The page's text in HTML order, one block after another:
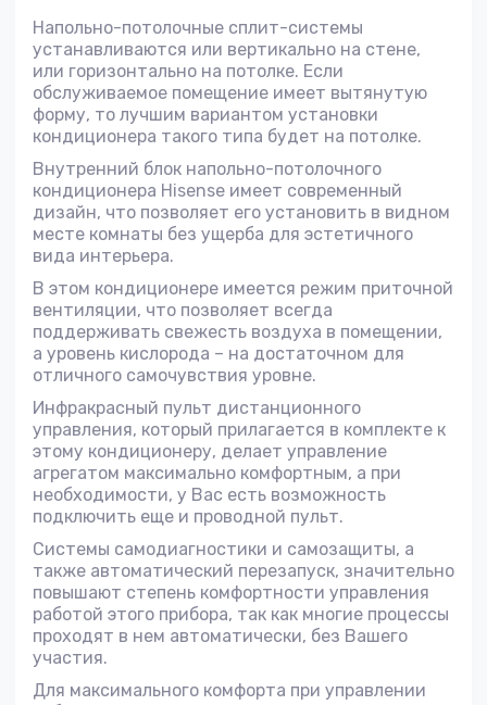
Напольно-потолочные сплит-системы
устанавливаются или вертикально на стене,
или горизонтально на потолке. Если
обслуживаемое помещение имеет вытянутую
форму, то лучшим вариантом установки
кондиционера такого типа будет на потолке.
Внутренний блок напольно-потолочного
кондиционера Hisense имеет современный
дизайн, что позволяет его установить в видном
месте комнаты без ущерба для эстетичного
вида интерьера.
В этом кондиционере имеется режим приточной
вентиляции, что позволяет всегда
поддерживать свежесть воздуха в помещении,
а уровень кислорода – на достаточном для
отличного самочувствия уровне.
Инфракрасный пульт дистанционного
управления, который прилагается в комплекте к
этому кондиционеру, делает управление
агрегатом максимально комфортным, а при
необходимости, у Вас есть возможность
подключить еще и проводной пульт.
Системы самодиагностики и самозащиты, а
также автоматический перезапуск, значительно
повышают степень комфортности управления
работой этого прибора, так как многие процессы
проходят в нем автоматически, без Вашего
участия.
Для максимального комфорта при управлении